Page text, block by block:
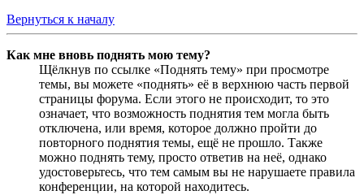
Вернуться к началу
Как мне вновь поднять мою тему?
Щёлкнув по ссылке «Поднять тему» при просмотре
темы, вы можете «поднять» её в верхнюю часть первой
страницы форума. Если этого не происходит, то это
означает, что возможность поднятия тем могла быть
отключена, или время, которое должно пройти до
повторного поднятия темы, ещё не прошло. Также
можно поднять тему, просто ответив на неё, однако
удостоверьтесь, что тем самым вы не нарушаете правила
конференции, на которой находитесь.